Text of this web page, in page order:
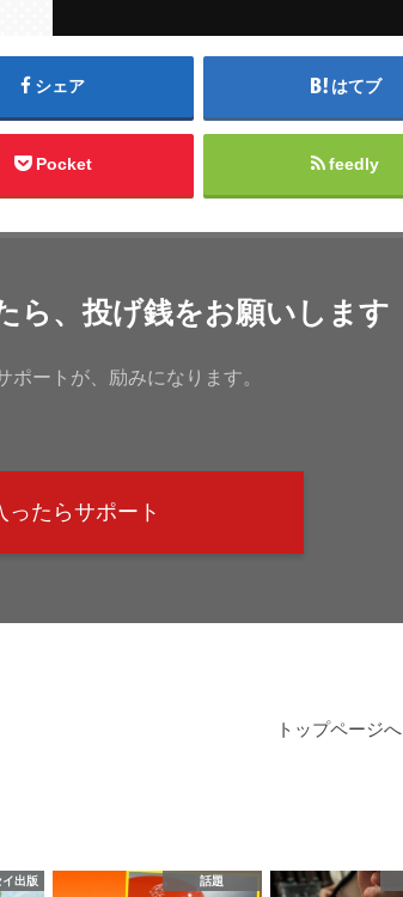
シェア はてブ
Pocket feedly
ら、投げ銭をお願いします
ートが、励みになります。
ったらサポート
トップページへ
イ出版 話題